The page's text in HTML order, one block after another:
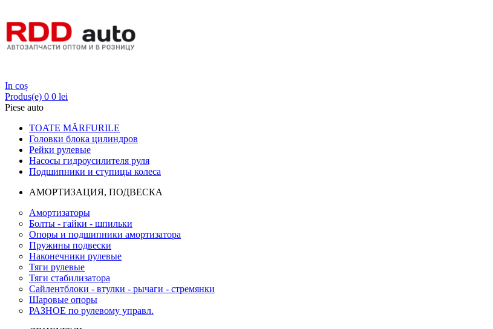
In coș
Produs(e) 0 0 lei
Piese auto
TOATE MĂRFURILE
Головки блока цилиндров
Рейки рулевые
Насосы гидроусилителя руля
Подшипники и ступицы колеса
АМОРТИЗАЦИЯ, ПОДВЕСКА
Амортизаторы
Болты - гайки - шпильки
Опоры и подшипники амортизатора
Пружины подвески
Наконечники рулевые
Тяги рулевые
Тяги стабилизатора
Сайлентблоки - втулки - рычаги - стремянки
Шаровые опоры
РАЗНОЕ по рулевому управл.